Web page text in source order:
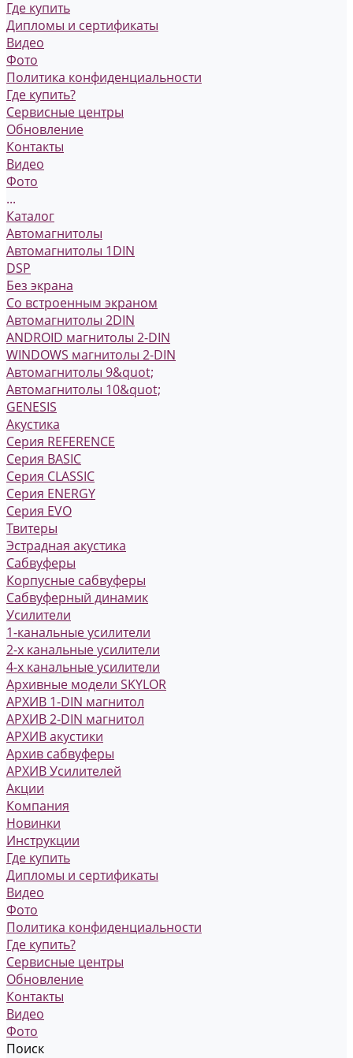
Где купить
Дипломы и сертификаты
Видео
Фото
Политика конфиденциальности
Где купить?
Сервисные центры
Обновление
Контакты
Видео
Фото
...
Каталог
Автомагнитолы
Автомагнитолы 1DIN
DSP
Без экрана
Со встроенным экраном
Автомагнитолы 2DIN
ANDROID магнитолы 2-DIN
WINDOWS магнитолы 2-DIN
Автомагнитолы 9&quot;
Автомагнитолы 10&quot;
GENESIS
Акустика
Серия REFERENCE
Серия BASIC
Серия CLASSIC
Серия ENERGY
Серия EVO
Твитеры
Эстрадная акустика
Сабвуферы
Корпусные сабвуферы
Сабвуферный динамик
Усилители
1-канальные усилители
2-х канальные усилители
4-х канальные усилители
Архивные модели SKYLOR
АРХИВ 1-DIN магнитол
АРХИВ 2-DIN магнитол
АРХИВ акустики
Архив сабвуферы
АРХИВ Усилителей
Акции
Компания
Новинки
Инструкции
Где купить
Дипломы и сертификаты
Видео
Фото
Политика конфиденциальности
Где купить?
Сервисные центры
Обновление
Контакты
Видео
Фото
Поиск